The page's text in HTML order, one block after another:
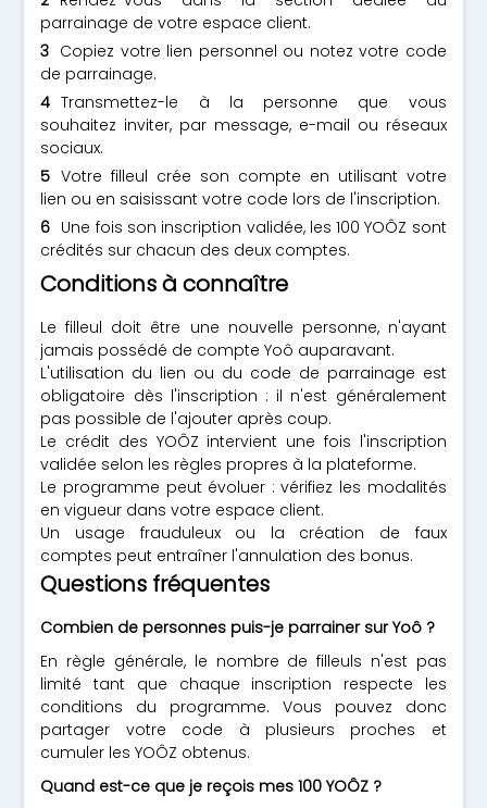
parrainage de votre espace client.
Copiez votre lien personnel ou notez votre code
de parrainage.
Transmettez-le à la personne que vous
souhaitez inviter, par message, e-mail ou réseaux
sociaux.
Votre filleul crée son compte en utilisant votre
lien ou en saisissant votre code lors de l'inscription.
Une fois son inscription validée, les 100 YOÔZ sont
crédités sur chacun des deux comptes.
Conditions à connaître
Le filleul doit être une nouvelle personne, n'ayant
jamais possédé de compte Yoô auparavant.
L'utilisation du lien ou du code de parrainage est
obligatoire dès l'inscription : il n'est généralement
pas possible de l'ajouter après coup.
Le crédit des YOÔZ intervient une fois l'inscription
validée selon les règles propres à la plateforme.
Le programme peut évoluer : vérifiez les modalités
en vigueur dans votre espace client.
Un usage frauduleux ou la création de faux
comptes peut entraîner l'annulation des bonus.
Questions fréquentes
Combien de personnes puis-je parrainer sur Yoô ?
En règle générale, le nombre de filleuls n'est pas
limité tant que chaque inscription respecte les
conditions du programme. Vous pouvez donc
partager votre code à plusieurs proches et
cumuler les YOÔZ obtenus.
Quand est-ce que je reçois mes 100 YOÔZ ?